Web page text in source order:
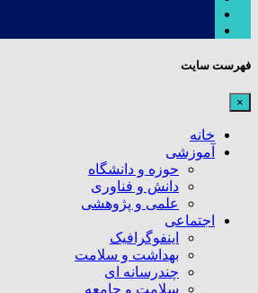
فهرست سایت
×
خانه
آموزشی
حوزه و دانشگاه
دانش و فناوری
علمی و پژوهشی
اجتماعی
اینفوگرافیک
بهداشت و سلامت
چندرسانه ای
سلامت و جامعه